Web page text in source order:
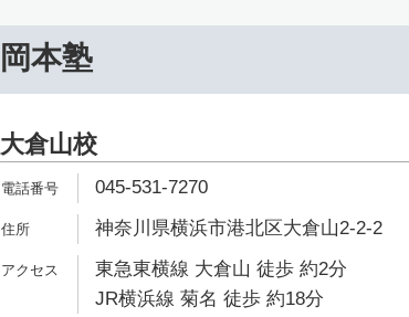
岡本塾
大倉山校
045-531-7270
神奈川県横浜市港北区大倉山2-2-2
東急東横線 大倉山 徒歩 約2分
JR横浜線 菊名 徒歩 約18分